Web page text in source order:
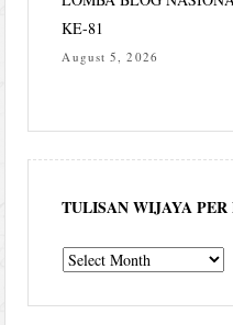
KE-81
August 5, 2026
TULISAN WIJAYA PER
Tulisan
per